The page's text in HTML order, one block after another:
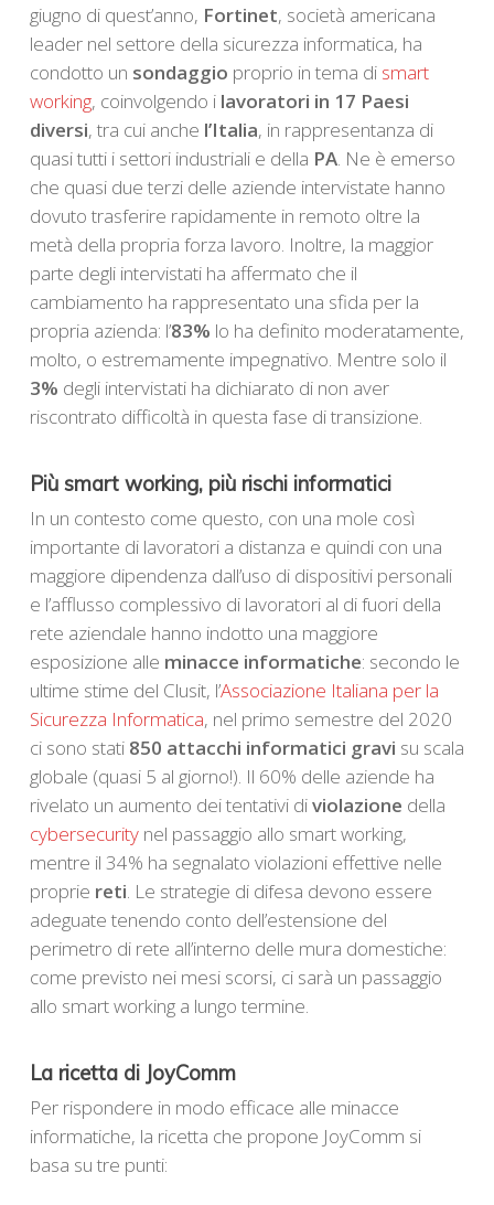
giugno di quest’anno, Fortinet, società americana
leader nel settore della sicurezza informatica, ha
condotto un sondaggio proprio in tema di smart
working, coinvolgendo i lavoratori in 17 Paesi
diversi, tra cui anche l’Italia, in rappresentanza di
quasi tutti i settori industriali e della PA. Ne è emerso
che quasi due terzi delle aziende intervistate hanno
dovuto trasferire rapidamente in remoto oltre la
metà della propria forza lavoro. Inoltre, la maggior
parte degli intervistati ha affermato che il
cambiamento ha rappresentato una sfida per la
propria azienda: l’83% lo ha definito moderatamente,
molto, o estremamente impegnativo. Mentre solo il
3% degli intervistati ha dichiarato di non aver
riscontrato difficoltà in questa fase di transizione.
Più smart working, più rischi informatici
In un contesto come questo, con una mole così
importante di lavoratori a distanza e quindi con una
maggiore dipendenza dall’uso di dispositivi personali
e l’afflusso complessivo di lavoratori al di fuori della
rete aziendale hanno indotto una maggiore
esposizione alle minacce informatiche: secondo le
ultime stime del Clusit, l’Associazione Italiana per la
Sicurezza Informatica, nel primo semestre del 2020
ci sono stati 850 attacchi informatici gravi su scala
globale (quasi 5 al giorno!). Il 60% delle aziende ha
rivelato un aumento dei tentativi diviolazione della
cybersecuritynel passaggio allo smart working,
mentre il 34% ha segnalato violazioni effettive nelle
proprie reti. Le strategie di difesa devono essere
adeguate tenendo conto dell’estensione del
perimetro di rete all’interno delle mura domestiche:
come previsto nei mesi scorsi, ci sarà un passaggio
allo smart working a lungo termine.
La ricetta di JoyComm
Per rispondere in modo efficace alle minacce
informatiche, la ricetta che propone JoyComm si
basa su tre punti: